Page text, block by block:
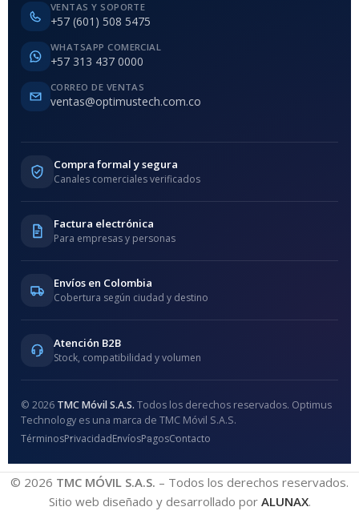
VENTAS Y SOPORTE
+57 (601) 508 5475
WHATSAPP COMERCIAL
+57 313 437 0000
CORREO DE VENTAS
ventas@optimustech.com.co
Compra formal y segura
Canales comerciales verificados
Factura electrónica
Para empresas y personas
Envíos en Colombia
Cobertura según ciudad y destino
Atención B2B
Stock, compatibilidad y volumen
© 2026 TMC Móvil S.A.S. Todos los derechos reservados. Optimus
Technology es una marca de TMC Móvil S.A.S.
TérminosPrivacidadEnvíosPagosContacto
© 2026 TMC MÓVIL S.A.S. – Todos los derechos reservados.
Sitio web diseñado y desarrollado por ALUNAX.